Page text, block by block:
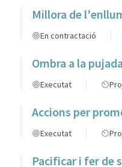
Millora de
En contractació
Ombra a la
Executat
Accions per
Executat
Pacificar i fer de